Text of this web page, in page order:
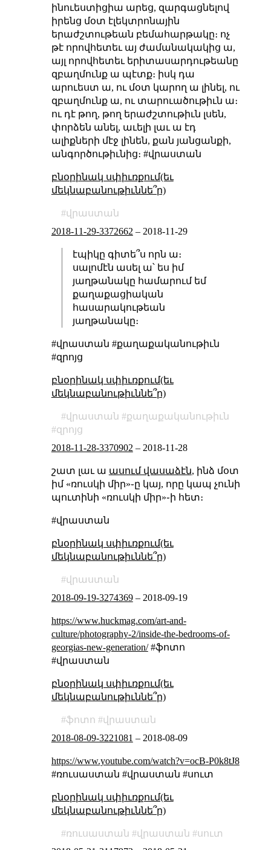
ինուեստիցիա արեց, զարգացնելով
իրենց մօտ էլեկտրոնային
երաժշտութեան բեմահարթակը։ ոչ
թէ որովհետեւ այ ժամանակակից ա,
այլ որովհետեւ երիտասարդութեանը
զբաղմունք ա պէտք։ իսկ դա
արուեստ ա, ու մօտ կարող ա լինել, ու
զբաղմունք ա, ու տարուածութիւն ա։
ու դէ թող, թող երաժշտութիւն լսեն,
փորձեն անել, աւելի լաւ ա էդ
ալիքների մէջ լինեն, քան յանցանքի,
անգործութիւնից։ #վրաստան
բնօրինակ սփիւռքում(եւ
մեկնաբանութիւննե՞ր)
վրաստան
2018-11-29-3372662 – 2018-11-29
էպիկը գիտե՞ս որն ա։
սալոմէն ասել ա՝ ես իմ
յաղթանակը համարում եմ
քաղաքացիական
հասարակութեան
յաղթանակը։
#վրաստան #քաղաքականութիւն
#զրոյց
բնօրինակ սփիւռքում(եւ
մեկնաբանութիւննե՞ր)
վրաստան
քաղաքականութիւն
զրոյց
2018-11-28-3370902 – 2018-11-28
շատ լաւ ա ասում վասաձէն, ինձ մօտ
իմ «ռուսկի միր»֊ը կայ, որը կապ չունի
պուտինի «ռուսկի միր»֊ի հետ։
#վրաստան
բնօրինակ սփիւռքում(եւ
մեկնաբանութիւննե՞ր)
վրաստան
2018-09-19-3274369– 2018-09-19
https://www.huckmag.com/art-and-
culture/photography-2/inside-the-bedrooms-of-
georgias-new-generation/#ֆոտո
#վրաստան
բնօրինակ սփիւռքում(եւ
մեկնաբանութիւննե՞ր)
ֆոտո
վրաստան
2018-08-09-3221081 – 2018-08-09
https://www.youtube.com/watch?v=ocB-P0k8tJ8
#ռուսաստան #վրաստան #սուտ
բնօրինակ սփիւռքում(եւ
մեկնաբանութիւննե՞ր)
ռուսաստան վրաստան
սուտ